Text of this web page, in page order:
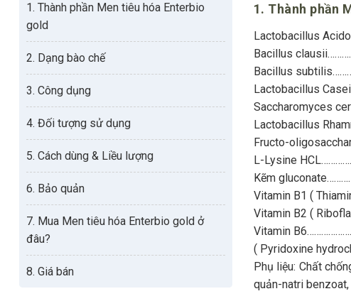
1. Thành phần Men tiêu hóa Enterbio
gold
2. Dạng bào chế
3. Công dụng
4. Đối tượng sử dụng
5. Cách dùng & Liều lượng
6. Bảo quản
7. Mua Men tiêu hóa Enterbio gold ở
đâu?
8. Giá bán
1. Thành phần
Lactobacillus
Bacillus
Bacillus
Lactobacillus
Saccharomyces
Lactobacillus
Fructo-
L-Lysine
Kẽm
Vitamin B1 (
Vitamin B2 (
Vitamin
( Pyridoxine
Phụ liệu: Chất
quản-natri